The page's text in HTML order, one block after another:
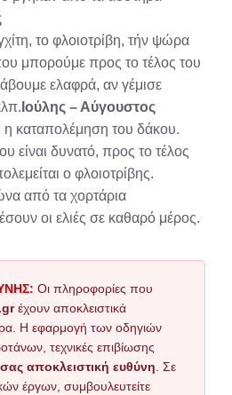
το φλοιοτρίβη, τήν ψώρα
μπορούμε προς το τέλος του
ελαφρά, αν γέμισε
Ιούλης – Αύγουστος
η καταπολέμηση του δάκου.
είναι δυνατό, προς το τέλος
ο φλοιοτρίβης.
από τα χορτάρια
οι ελιές σε καθαρό μέρος.
Οι πληροφορίες που
έχουν αποκλειστικά
Η εφαρμογή των οδηγιών
τεχνικές επιβίωσης
αποκλειστική ευθύνη . Σε
έργων, συμβουλευτείτε